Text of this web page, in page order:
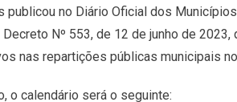
publicou no Diário Oficial dos
Nº 553, de 12 de junho de
nas repartições públicas municipais
o calendário será o seguinte: